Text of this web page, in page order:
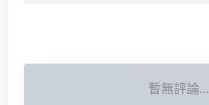
暫無評論...